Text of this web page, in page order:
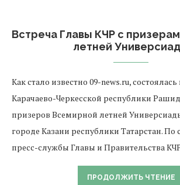
Встреча Главы КЧР с
летней
Как стало известно 09-news.ru,
Карачаево-Черкесской республики
призеров Всемирной летней
городе Казани республики Татарстан.
пресс-службы Главы и Правительства
ПРОДОЛЖИТЬ ЧТЕНИЕ